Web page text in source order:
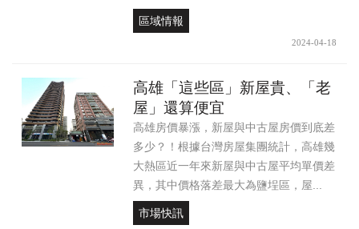
區域情報
2024-04-18
高雄「這些區」新屋貴、「老
屋」還算便宜
高雄房價暴漲，新屋與中古屋房價到底差
多少？！根據台灣房屋集團統計，高雄幾
大熱區近一年來新屋與中古屋平均單價差
異，其中價格落差最大為鹽埕區，屋...
市場快訊